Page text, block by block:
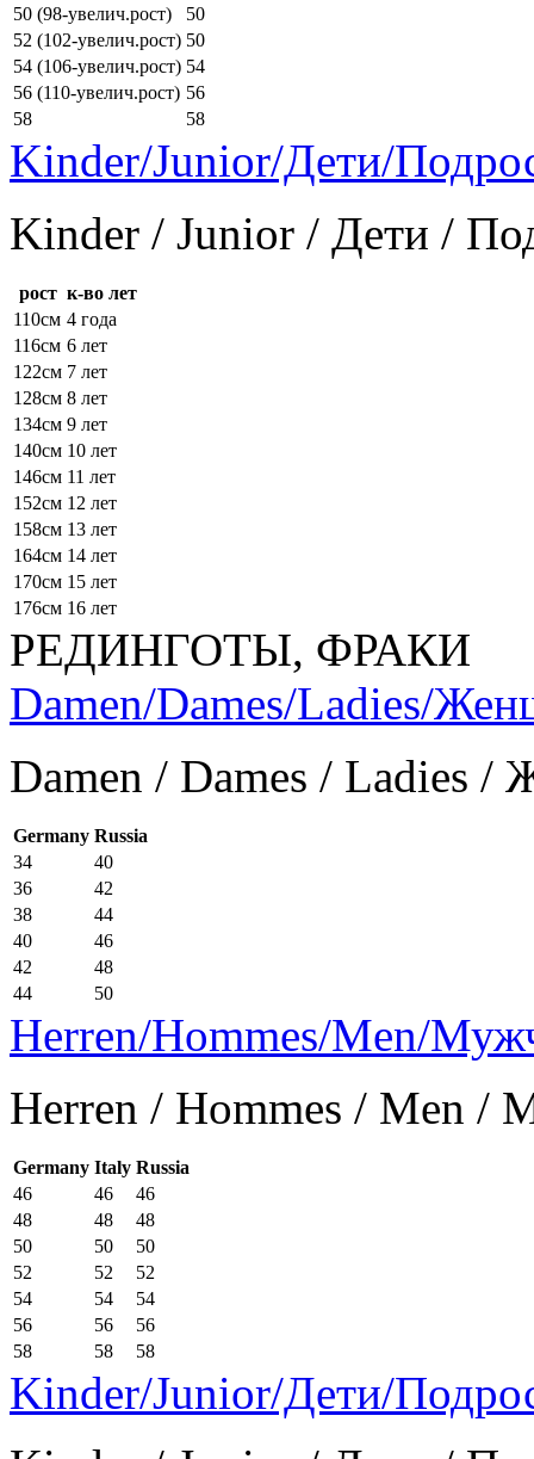
50 (98-увелич.рост)
50
52 (102-увелич.рост) 50
54 (106-увелич.рост) 54
56 (110-увелич.рост) 56
58
58
Kinder/Junior/Дети/
Kinder / Junior / Дети /
рост к-во лет
110см 4 года
116см 6 лет
122см 7 лет
128см 8 лет
134см 9 лет
140см 10 лет
146см 11 лет
152см 12 лет
158см 13 лет
164см 14 лет
170см 15 лет
176см 16 лет
РЕДИНГОТЫ, ФРАКИ
Damen/Dames/Ladies/
Damen / Dames / Ladies
Germany Russia
34
40
36
42
38
44
40
46
42
48
44
50
Herren/Hommes/Men/
Herren / Hommes / Men /
Germany Italy Russia
46
46
46
48
48
48
50
50
50
52
52
52
54
54
54
56
56
56
58
58 58
Kinder/Junior/Дети/